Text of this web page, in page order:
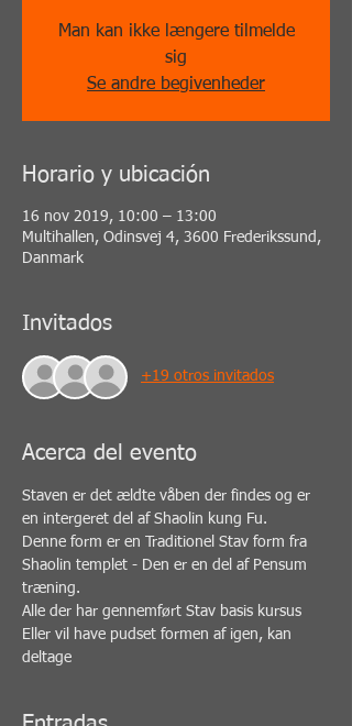
Man kan ikke længere tilmelde
sig
Se andre begivenheder
Horario y ubicación
16 nov 2019, 10:00 – 13:00
Multihallen, Odinsvej 4, 3600 Frederikssund,
Danmark
Invitados
+19 otros invitados
Acerca del evento
Staven er det ældte våben der findes og er
en intergeret del af Shaolin kung Fu.
Denne form er en Traditionel Stav form fra
Shaolin templet - Den er en del af Pensum
træning.
Alle der har gennemført Stav basis kursus
Eller vil have pudset formen af igen, kan
deltage